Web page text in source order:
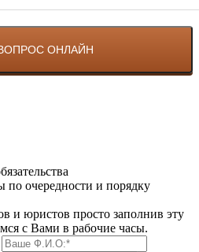
по очередности и порядку
и юристов просто заполнив эту
с Вами в рабочие часы.